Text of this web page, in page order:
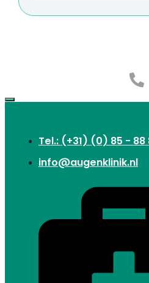
Tel.: (+31) (0) 85 - 88
info@augenklinik.nl